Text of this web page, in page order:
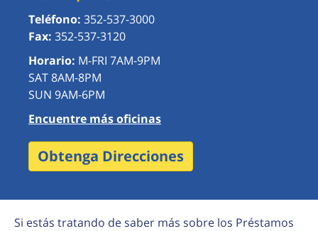
Teléfono: 352-537-3000
Fax: 352-537-3120
Horario: M-FRI 7AM-9PM
SAT 8AM-8PM
SUN 9AM-6PM
Encuentre más oficinas
Obtenga Direcciones
Si estás tratando de saber más sobre los Préstamos